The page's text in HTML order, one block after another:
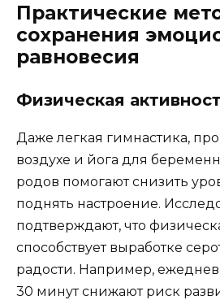
Практические
сохранения
равновесия
Физическая
Даже легкая гимнастика,
воздухе и йога для
родов помогают снизить
поднять настроение.
подтверждают, что
способствует выработке
радости. Например,
30 минут снижают риск